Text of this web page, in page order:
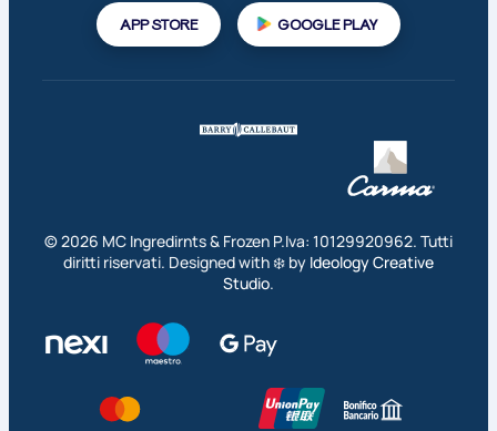
APP STORE GOOGLE PLAY
©2026 MC Ingredirnts & Frozen P.Iva: 10129920962. Tutti
diritti riservati. Designed with ❄️ by Ideology Creative
Studio.